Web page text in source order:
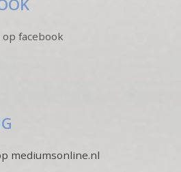
op facebook
mediumsonline.nl